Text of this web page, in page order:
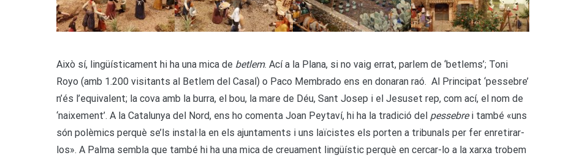
Això sí, lingüísticament hi ha una mica de betlem. Ací a la Plana, si no vaig errat, parlem de ‘betlems’; Toni
Royo (amb 1.200 visitants al Betlem del Casal) o Paco Membrado ens en donaran raó. Al Principat ‘pessebre’
n’és l’equivalent; la cova amb la burra, el bou, la mare de Déu, Sant Josep i el Jesuset rep, com ací, el nom de
‘naixement’. A la Catalunya del Nord, ens ho comenta Joan Peytaví, hi ha la tradició del pessebrei també «uns
són polèmics perquè se’ls instal·la en els ajuntaments i uns laïcistes els porten a tribunals per fer enretirar-
los». A Palma sembla que també hi ha una mica de creuament lingüístic perquè en cercar-lo a la xarxa trobem